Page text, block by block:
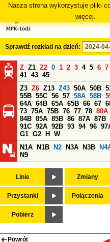
Nasza strona wykorzystuje pliki
więcej.
Sprawdź rozkład na dzień:
Z Z1 Z2 0 1 2 3 4 5 6 7
41 43 45
Z3 Z6 Z13 Z43 50A 50B
55B 55C 56 57 58A 58B
64A 64B 65A 65B 66 67
73 75A 75B 76 77 78 80A
84B 85A 85B 86 87A 87B
91C 92A 92B 93 94 96
G1 G2 H
W
N1A
N1B N2 N3A N3B
N9
Linie Zmiany
Przystanki Połączenia
Pobierz
Powrót